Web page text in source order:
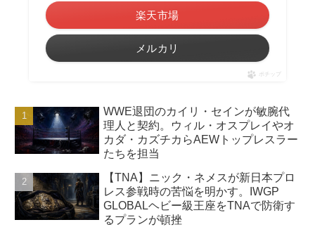
楽天市場
メルカリ
ポチップ
WWE退団のカイリ・セインが敏腕代
理人と契約。ウィル・オスプレイやオ
カダ・カズチカらAEWトップレスラー
たちを担当
【TNA】ニック・ネメスが新日本プロ
レス参戦時の苦悩を明かす。IWGP
GLOBALヘビー級王座をTNAで防衛す
るプランが頓挫